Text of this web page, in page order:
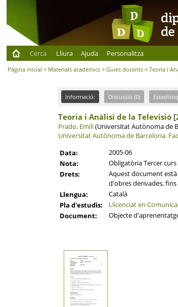
Cerca
Lliura Ajuda Personalitza
Pàgina inicial > Materials acadèmics >Guies docents > Teoria i
Informació: Discussió (0)
Teoria i Anàlisi de la Televisió[
Prado, Emili(Universitat Autònoma de
Universitat Autònoma de Barcelona.
Data:
2005-06
Nota:
Obligatòria Tercer curs
Drets:
Aquest document
d'obres derivades,
Llengua:
Català
Pla d'estudis:
Llicenciat en
Document:
Objecte